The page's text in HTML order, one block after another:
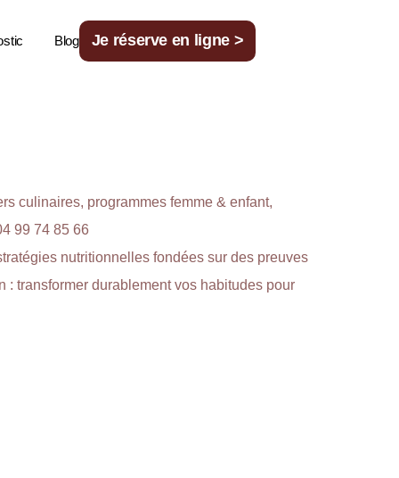
Blog Je réserve en ligne >
culinaires, programmes femme & enfant,
99 74 85 66
nutritionnelles fondées sur des preuves
: transformer durablement vos habitudes pour